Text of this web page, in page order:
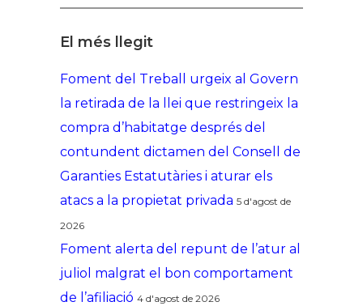
El més llegit
Foment del Treball urgeix al Govern
la retirada de la llei que restringeix la
compra d’habitatge després del
contundent dictamen del Consell de
Garanties Estatutàries i aturar els
atacs a la propietat privada 5 d'agost de
2026
Foment alerta del repunt de l’atur al
juliol malgrat el bon comportament
de l’afiliació 4 d'agost de 2026